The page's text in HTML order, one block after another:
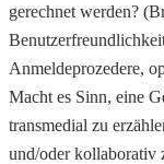
gerechnet werden?
Anmeldeprozedere,
Macht es Sinn, eine
transmedial zu
und/oder kollaborativ